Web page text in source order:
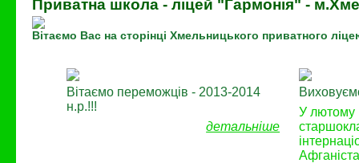
Приватна школа - ліцей "Гармонія" -
Вітаємо Вас на сторінці Хмельницького приватного
Вітаємо переможців - 2013-2014
н.р.!!!
детальніше
У лютому